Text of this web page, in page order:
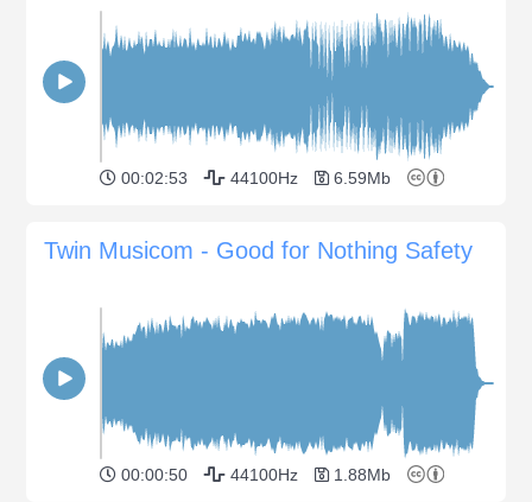
00:02:53 44100Hz 6.59Mb
Twin Musicom - Good for Nothing Safety
00:00:50 44100Hz 1.88Mb